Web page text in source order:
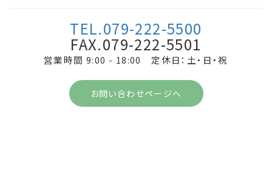
TEL.079-222-5500
FAX.079-222-5501
営業時間 9:00 - 18:00 定休日：土・日・祝
お問い合わせページへ